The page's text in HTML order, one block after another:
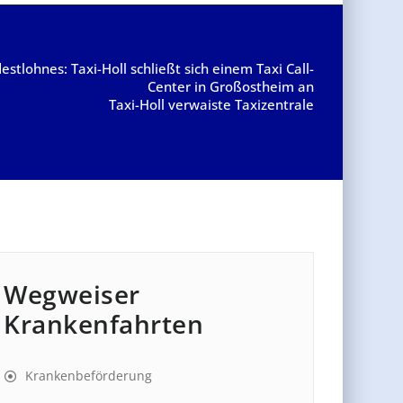
Taxi-Holl schließt sich einem Taxi Call-
Center in Großostheim an
Taxi-Holl verwaiste Taxizentrale
Wegweiser
Krankenfahrten
Krankenbeförderung